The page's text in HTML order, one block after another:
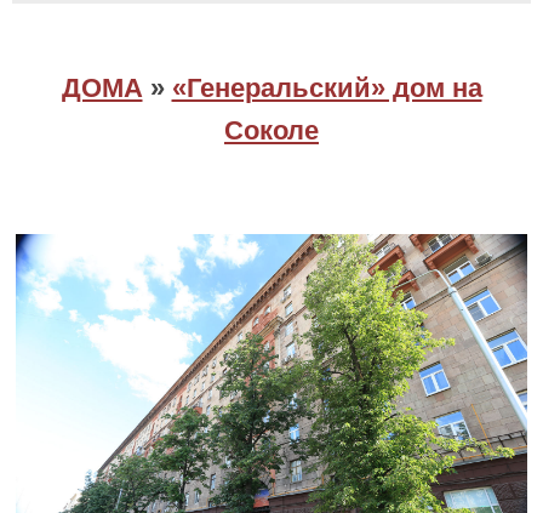
ДОМА » «Генеральский» дом на
Соколе